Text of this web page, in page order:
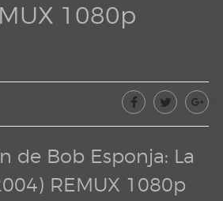
1080p
de Bob Esponja: La
REMUX 1080p